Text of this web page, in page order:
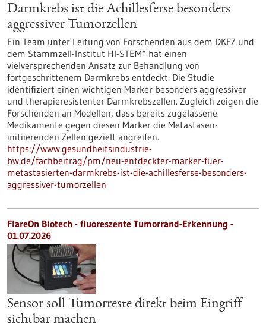
Darmkrebs ist die Achillesferse besonders
aggressiver Tumorzellen
Ein Team unter Leitung von Forschenden aus dem DKFZ und
dem Stammzell-Institut HI-STEM* hat einen
vielversprechenden Ansatz zur Behandlung von
fortgeschrittenem Darmkrebs entdeckt. Die Studie
identifiziert einen wichtigen Marker besonders aggressiver
und therapieresistenter Darmkrebszellen. Zugleich zeigen die
Forschenden an Modellen, dass bereits zugelassene
Medikamente gegen diesen Marker die Metastasen-
initiierenden Zellen gezielt angreifen.
https://www.gesundheitsindustrie-
bw.de/fachbeitrag/pm/neu-entdeckter-marker-fuer-
metastasierten-darmkrebs-ist-die-achillesferse-besonders-
aggressiver-tumorzellen
FlareOn Biotech - fluoreszente Tumorrand-Erkennung -
01.07.2026
Sensor soll Tumorreste direkt beim Eingriff
sichtbar machen